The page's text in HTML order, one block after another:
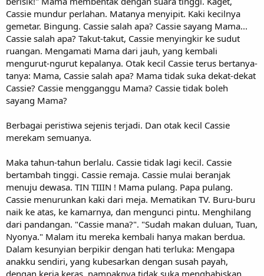
Cassie mundur perlahan. Matanya menyipit. Kaki kecilnya
gemetar. Bingung. Cassie salah apa? Cassie sayang Mama...
Cassie salah apa? Takut-takut, Cassie menyingkir ke sudut
ruangan. Mengamati Mama dari jauh, yang kembali
mengurut-ngurut kepalanya. Otak kecil Cassie terus bertanya-
tanya: Mama, Cassie salah apa? Mama tidak suka dekat-dekat
Cassie? Cassie mengganggu Mama? Cassie tidak boleh
sayang Mama?
Berbagai peristiwa sejenis terjadi. Dan otak kecil Cassie
merekam semuanya.
Maka tahun-tahun berlalu. Cassie tidak lagi kecil. Cassie
bertambah tinggi. Cassie remaja. Cassie mulai beranjak
menuju dewasa. TIN TIIIN ! Mama pulang. Papa pulang.
Cassie menurunkan kaki dari meja. Mematikan TV. Buru-buru
naik ke atas, ke kamarnya, dan mengunci pintu. Menghilang
dari pandangan. "Cassie mana?". "Sudah makan duluan, Tuan,
Nyonya." Malam itu mereka kembali hanya makan berdua.
Dalam kesunyian berpikir dengan hati terluka: Mengapa
anakku sendiri, yang kubesarkan dengan susah payah,
dengan kerja keras, nampaknya tidak suka menghabiskan